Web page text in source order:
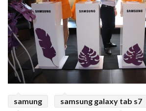
samung
samsung galaxy tab s7